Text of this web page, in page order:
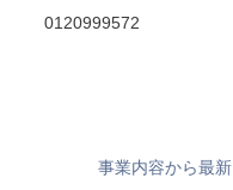
0120999572
事業内容から最